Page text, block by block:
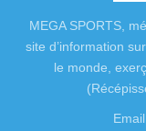
MEGA SPORTS,
site d’information
le monde,